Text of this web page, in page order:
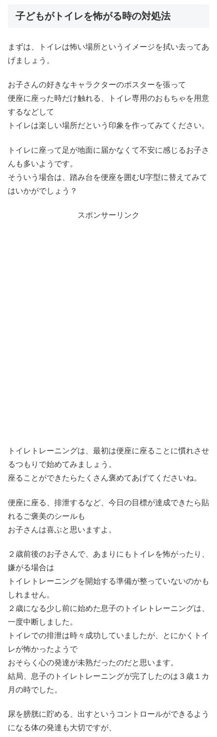
子どもがトイレを怖がる時の対処法
まずは、トイレは怖い場所というイメージを拭い去ってあ
げましょう。
お子さんの好きなキャラクターのポスターを張って
便座に座った時だけ触れる、トイレ専用のおもちゃを用意
するなどして
トイレは楽しい場所だという印象を作ってみてください。
トイレに座って足が地面に届かなくて不安に感じるお子さ
んも多いようです。
そういう場合は、踏み台を便座を囲むU字型に替えてみて
はいかがでしょう？
スポンサーリンク
トイレトレーニングは、最初は便座に座ることに慣れさせ
るつもりで始めてみましょう。
座ることができたらたくさん褒めてあげてくださいね。
便座に座る、排泄するなど、今日の目標が達成できたら貼
れるご褒美のシールも
お子さんは喜ぶと思いますよ。
２歳前後のお子さんで、あまりにもトイレを怖がったり、
嫌がる場合は
トイレトレーニングを開始する準備が整っていないのかも
しれません。
２歳になる少し前に始めた息子のトイレトレーニングは、
一度中断しました。
トイレでの排泄は時々成功していましたが、とにかくトイ
レが怖かったようで
おそらく心の発達が未熟だったのだと思います。
結局、息子のトイレトレーニングが完了したのは３歳１カ
月の時でした。
尿を膀胱に貯める、出すというコントロールができるよう
になる体の発達も大切ですが、